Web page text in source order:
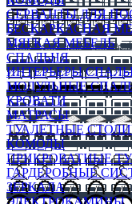
СЕРВАНТЫ ДЛЯ
БЕСКАРКАСНАЯ
МЯГКАЯ МЕБЕЛЬ
СПАЛЬНЯ
ИНТЕРЬЕРЫ
МОДУЛЬНЫЕ
КРОВАТИ
МАТРАСЫ
ТУАЛЕТНЫЕ
КОМОДЫ
ПРИКРОВАТНЫЕ
ГАРДЕРОБНЫЕ
ЗЕРКАЛА